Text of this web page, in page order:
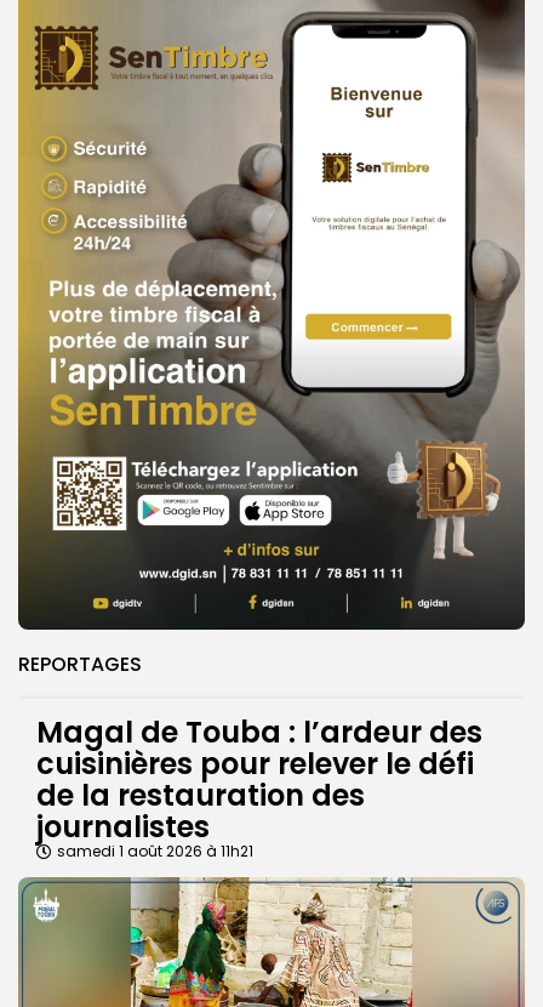
REPORTAGES
Magal de Touba : l’ardeur des
cuisinières pour relever le défi
de la restauration des
journalistes
samedi 1 août 2026 à 11h21